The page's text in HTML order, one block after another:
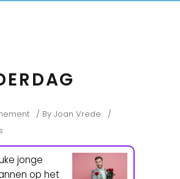
By Joan Vrede
jonge
op het